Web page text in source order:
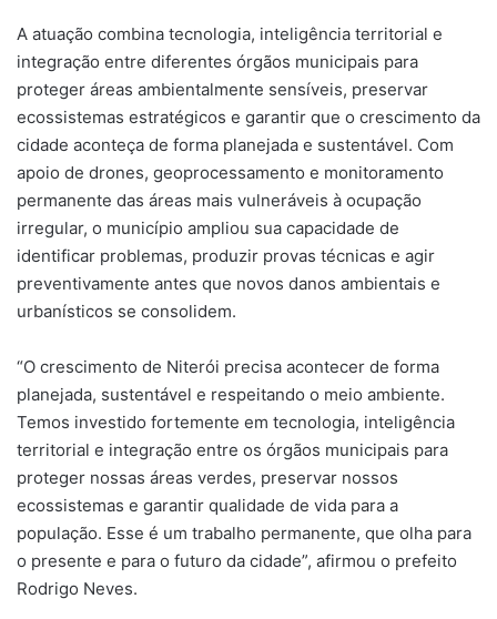
A atuação combina tecnologia, inteligência territorial e
integração entre diferentes órgãos municipais para
proteger áreas ambientalmente sensíveis, preservar
ecossistemas estratégicos e garantir que o crescimento da
cidade aconteça de forma planejada e sustentável. Com
apoio de drones, geoprocessamento e monitoramento
permanente das áreas mais vulneráveis à ocupação
irregular, o município ampliou sua capacidade de
identificar problemas, produzir provas técnicas e agir
preventivamente antes que novos danos ambientais e
urbanísticos se consolidem.
“O crescimento de Niterói precisa acontecer de forma
planejada, sustentável e respeitando o meio ambiente.
Temos investido fortemente em tecnologia, inteligência
territorial e integração entre os órgãos municipais para
proteger nossas áreas verdes, preservar nossos
ecossistemas e garantir qualidade de vida para a
população. Esse é um trabalho permanente, que olha para
o presente e para o futuro da cidade”, afirmou o prefeito
Rodrigo Neves.